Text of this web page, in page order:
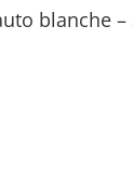
blanche –